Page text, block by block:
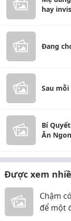
hay
Đang
Sau
Bí
Ăn
Được xem
Chậm
để một